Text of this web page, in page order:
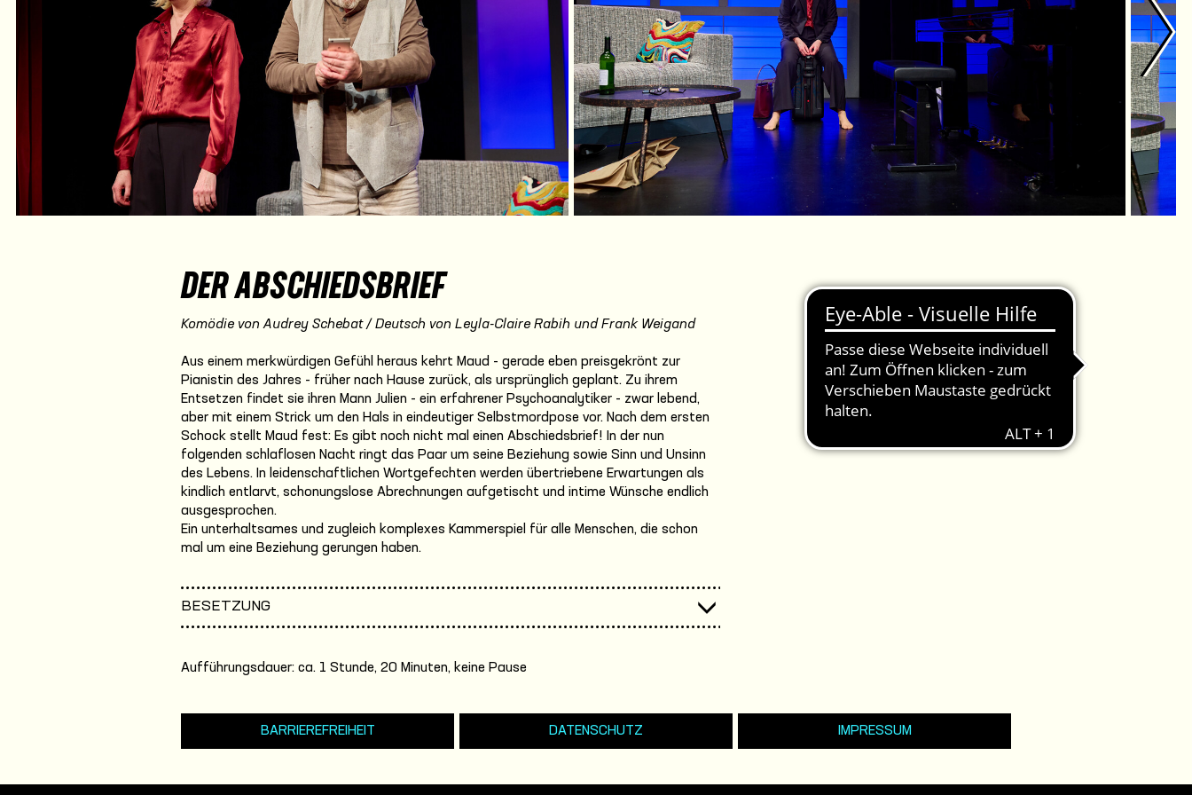
DER ABSCHIEDSBRIEF
Komödie von Audrey Schebat / Deutsch von Leyla-Claire Rabih und Frank Weigand
Aus einem merkwürdigen Gefühl heraus kehrt Maud - gerade eben preisgekrönt zur
Pianistin des Jahres - früher nach Hause zurück, als ursprünglich geplant. Zu ihrem
Entsetzen findet sie ihren Mann Julien - ein erfahrener Psychoanalytiker - zwar lebend,
aber mit einem Strick um den Hals in eindeutiger Selbstmordpose vor. Nach dem ersten
Schock stellt Maud fest: Es gibt noch nicht mal einen Abschiedsbrief! In der nun
folgenden schlaflosen Nacht ringt das Paar um seine Beziehung sowie Sinn und Unsinn
des Lebens. In leidenschaftlichen Wortgefechten werden übertriebene Erwartungen als
kindlich entlarvt, schonungslose Abrechnungen aufgetischt und intime Wünsche endlich
ausgesprochen.
Ein unterhaltsames und zugleich komplexes Kammerspiel für alle Menschen, die schon
mal um eine Beziehung gerungen haben.
BESETZUNG
Aufführungsdauer: ca. 1 Stunde, 20 Minuten, keine Pause
BARRIEREFREIHEIT DATENSCHUTZ IMPRESSUM